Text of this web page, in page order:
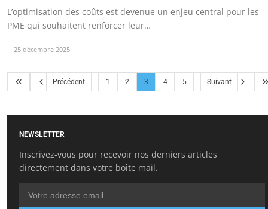
L’optimisation des coûts est devenue un enjeu central pour les
PME qui souhaitent renforcer leur…
25 décembre 2025
Précédent 1 2 3 4 5 Suivant
NEWSLETTER
Inscrivez-vous pour recevoir nos derniers articles
directement dans votre boîte mail.